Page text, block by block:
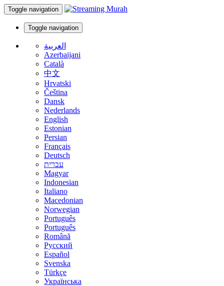
Toggle navigation
Toggle navigation
العربية
Azerbaijani
Català
中文
Hrvatski
Čeština
Dansk
Nederlands
English
Estonian
Persian
Français
Deutsch
עברית
Magyar
Indonesian
Italiano
Macedonian
Norwegian
Português
Português
Română
Русский
Español
Svenska
Türkçe
Українська